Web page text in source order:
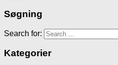
Søgning
Search for:
Kategorier